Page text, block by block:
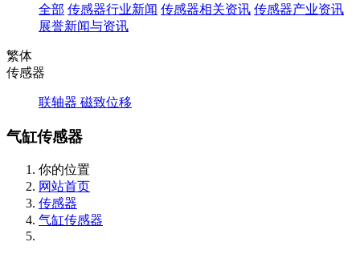
全部 传感器行业新闻 传感器相关资讯 传感器产业资讯
展誉新闻与资讯
繁体
传感器
联轴器 磁致位移
气缸传感器
你的位置
网站首页
传感器
气缸传感器